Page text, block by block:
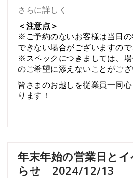
さらに詳しく
＜注意点＞
※ご予約のないお客様は当日
できない場合がございますので
※スペックにつきましては、
のご希望に添えないことがござ
皆さまのお越しを従業員一同
ります！
年末年始の営業日と
らせ 2024/12/13